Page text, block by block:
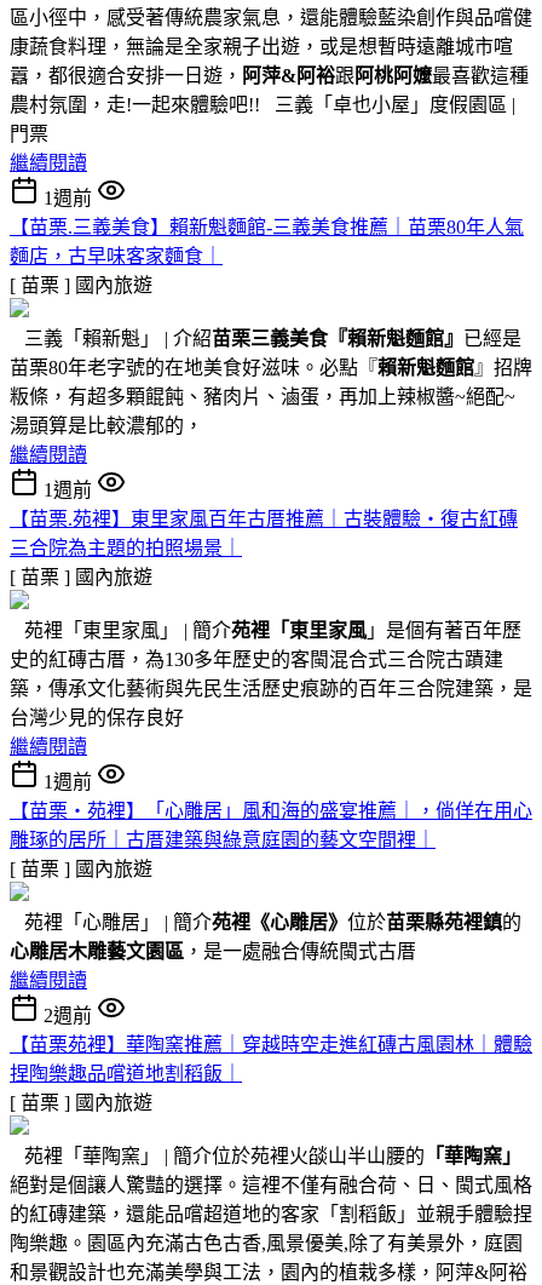
區小徑中，感受著傳統農家氣息，還能體驗藍染創作與品嚐健
康蔬食料理，無論是全家親子出遊，或是想暫時遠離城市喧
囂，都很適合安排一日遊， 阿萍&阿裕跟 阿桃阿嬤最喜歡這種
農村氛圍，走!一起來體驗吧!! 三義「卓也小屋」度假園區 |
門票
繼續閱讀
1週前
【苗栗.三義美食】賴新魁麵館-三義美食推薦｜苗栗80年人氣
麵店，古早味客家麵食｜
[ 苗栗 ] 國內旅遊
三義「賴新魁」 | 介紹苗栗三義美食『賴新魁麵館』 已經是
苗栗80年老字號的在地美食好滋味。必點『賴新魁麵館』招牌
粄條，有超多顆餛飩、豬肉片、滷蛋，再加上辣椒醬~絕配~
湯頭算是比較濃郁的，
繼續閱讀
1週前
【苗栗.苑裡】東里家風百年古厝推薦｜古裝體驗・復古紅磚
三合院為主題的拍照場景｜
[ 苗栗 ] 國內旅遊
苑裡「東里家風」 | 簡介苑裡「東里家風 」是個有著百年歷
史的紅磚古厝，為130多年歷史的客閩混合式三合院古蹟建
築，傳承文化藝術與先民生活歷史痕跡的百年三合院建築，是
台灣少見的保存良好
繼續閱讀
1週前
【苗栗・苑裡】「心雕居」風和海的盛宴推薦｜，倘佯在用心
雕琢的居所｜古厝建築與綠意庭園的藝文空間裡｜
[ 苗栗 ] 國內旅遊
苑裡「心雕居」 | 簡介苑裡 《心雕居》 位於苗栗縣苑裡鎮的
心雕居木雕藝文園區 ，是一處融合傳統閩式古厝
繼續閱讀
2週前
【苗栗苑裡】華陶窯推薦｜穿越時空走進紅磚古風園林｜體驗
捏陶樂趣品嚐道地割稻飯｜
[ 苗栗 ] 國內旅遊
苑裡「華陶窯」 | 簡介位於苑裡火燄山半山腰的 「華陶窯」
絕對是個讓人驚豔的選擇。這裡不僅有融合荷、日、閩式風格
的紅磚建築，還能品嚐超道地的客家「割稻飯」並親手體驗捏
陶樂趣。園區內充滿古色古香,風景優美,除了有美景外，庭園
和景觀設計也充滿美學與工法，園內的植栽多樣，阿萍&阿裕